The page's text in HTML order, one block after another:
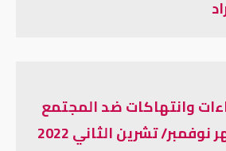
وانتهاكات ضد المجتمع
تشرين الثاني 2022